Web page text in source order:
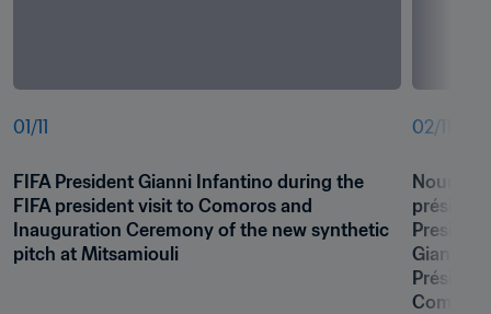
01 /11
FIFA President Gianni Infantino during the
FIFA president visit to Comoros and
Inauguration Ceremony of the new synthetic
pitch at Mitsamiouli
02/11
Nour El
Gianni
Comores